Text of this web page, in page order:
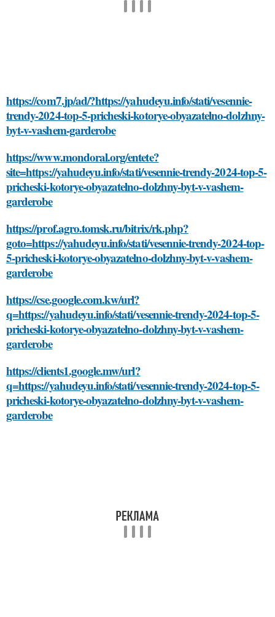
https://com7.jp/ad/?https://yahudeyu.info/stati/vesennie-
trendy-2024-top-5-pricheski-kotorye-obyazatelno-dolzhny-
byt-v-vashem-garderobe
https://www.mondoral.org/entete?
site=https://yahudeyu.info/stati/vesennie-trendy-2024-top-5-
pricheski-kotorye-obyazatelno-dolzhny-byt-v-vashem-
garderobe
https://prof.agro.tomsk.ru/bitrix/rk.php?
goto=https://yahudeyu.info/stati/vesennie-trendy-2024-top-
5-pricheski-kotorye-obyazatelno-dolzhny-byt-v-vashem-
garderobe
https://cse.google.com.kw/url?
q=https://yahudeyu.info/stati/vesennie-trendy-2024-top-5-
pricheski-kotorye-obyazatelno-dolzhny-byt-v-vashem-
garderobe
https://clients1.google.mw/url?
q=https://yahudeyu.info/stati/vesennie-trendy-2024-top-5-
pricheski-kotorye-obyazatelno-dolzhny-byt-v-vashem-
garderobe